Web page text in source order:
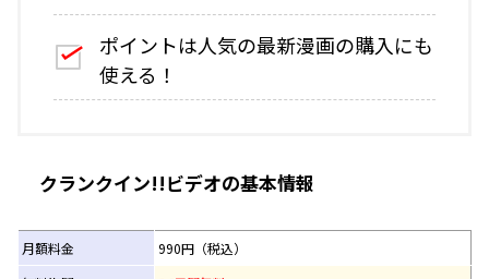
ポイントは人気の最新漫画の購入にも
使える！
クランクイン!!ビデオの基本情報
月額料金
990円（税込）